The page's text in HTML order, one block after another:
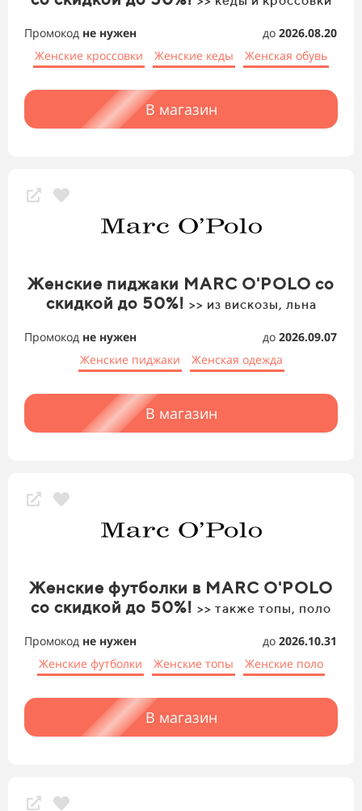
Промокод не нужен до 2026.08.20
Женские кроссовки
Женские кеды Женская обувь
В магазин
Женские пиджаки MARC O'POLO со
скидкой до 50%! >> из вискозы, льна
Промокод не нужен до 2026.09.07
Женские пиджаки
Женская одежда
В магазин
Женские футболки в MARC O'POLO
со скидкой до 50%! >> также топы, поло
Промокод не нужен до 2026.10.31
Женские футболки
Женские топы Женские поло
В магазин